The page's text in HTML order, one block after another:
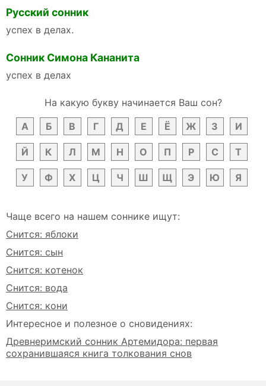
Русский сонник
успех в делах.
Сонник Симона Кананита
успех в делах
На какую букву начинается Ваш сон?
А
Б В Г Д Е Ё Ж З И
Й К Л М Н О П Р С Т
У Ф Х Ц Ч Ш Щ Э Ю Я
Чаще всего на нашем соннике ищут:
Снится: яблоки
Снится: сын
Снится: котенок
Снится: вода
Снится: кони
Интересное и полезное о сновидениях:
Древнеримский сонник Артемидора: первая
сохранившаяся книга толкования снов